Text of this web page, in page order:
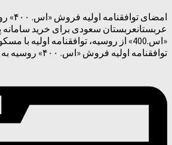
امضای
عربستانعربستان سعودی برای خرید
«اس.400» از روسیه، توافقنامه اولیه
توافقنامه اولیه فروش «اس. ۴۰۰» روسیه به عربستان...